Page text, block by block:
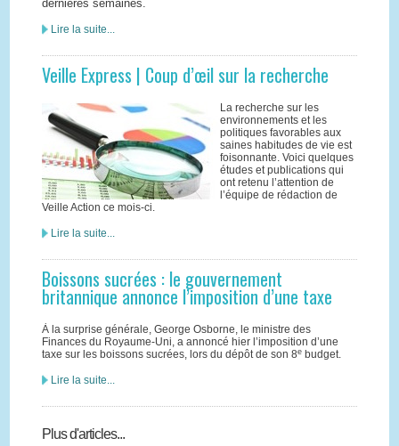
dernières semaines.
Lire la suite...
Veille Express | Coup d’œil sur la recherche
La recherche sur les
environnements et les
politiques favorables aux
saines habitudes de vie est
foisonnante. Voici quelques
études et publications qui
ont retenu l’attention de
l’équipe de rédaction de
Veille Action ce mois-ci.
Lire la suite...
Boissons sucrées : le gouvernement
britannique annonce l’imposition d’une taxe
À la surprise générale, George Osborne, le ministre des
Finances du Royaume-Uni, a annoncé hier l’imposition d’une
taxe sur les boissons sucrées, lors du dépôt de son 8ebudget.
Lire la suite...
Plus d'articles...